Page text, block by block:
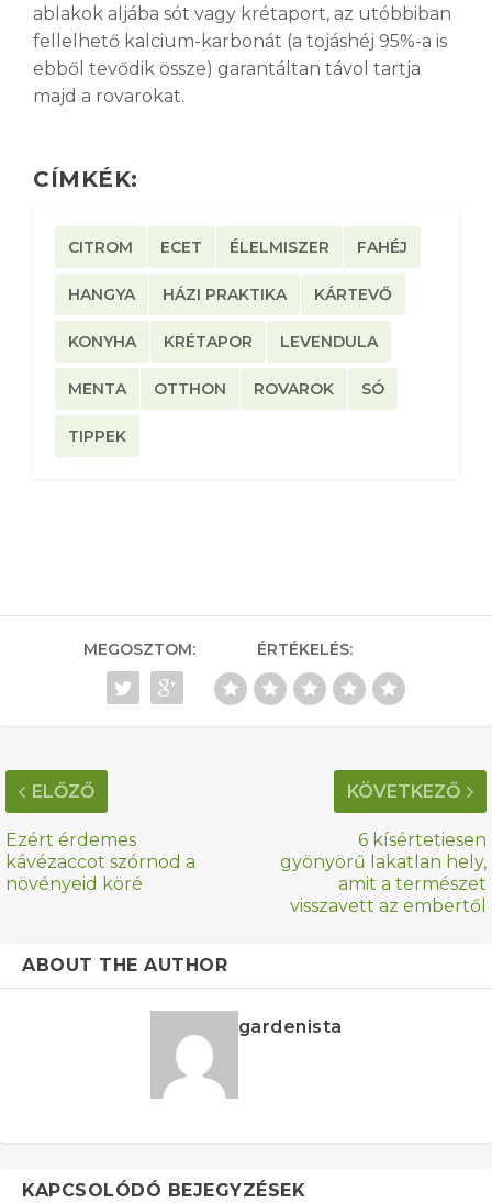
ablakok aljába sót vagy krétaport, az utóbbiban
fellelhető kalcium-karbonát (a tojáshéj 95%-a is
ebből tevődik össze) garantáltan távol tartja
majd a rovarokat.
CÍMKÉK:
CITROM ECET ÉLELMISZER FAHÉJ
HANGYA HÁZI PRAKTIKA KÁRTEVŐ
KONYHA KRÉTAPOR LEVENDULA
MENTA OTTHON ROVAROK SÓ
TIPPEK
MEGOSZTOM: ÉRTÉKELÉS:
ELŐZŐ
Ezért érdemes
kávézaccot szórnod a
növényeid köré
KÖVETKEZŐ
6 kísértetiesen
gyönyörű lakatlan hely,
amit a természet
visszavett az embertől
ABOUT THE AUTHOR
gardenista
KAPCSOLÓDÓ BEJEGYZÉSEK